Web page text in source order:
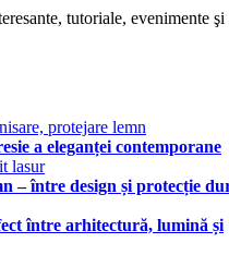
tutoriale, evenimente şi
a eleganței contemporane
– între design și protecție
între arhitectură, lumină și